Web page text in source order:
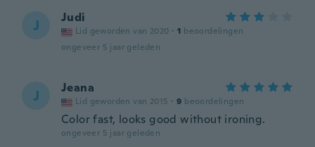
J Judi
Lid geworden van 2020 · 1 beoordelingen
ongeveer 5 jaar geleden
J Jeana
Lid geworden van 2015 · 9 beoordelingen
Color fast, looks good without ironing.
ongeveer 5 jaar geleden